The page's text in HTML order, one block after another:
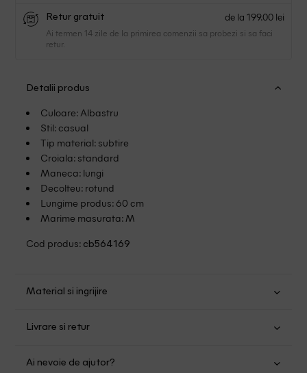
Retur gratuit de la 199.00 lei
Ai termen 14 zile de la primirea comenzii sa probezi si sa faci
retur.
Detalii produs
Culoare: Albastru
Stil: casual
Tip material: subtire
Croiala: standard
Maneca: lungi
Decolteu: rotund
Lungime produs: 60 cm
Marime masurata: M
Cod produs: cb564169
Material si ingrijire
Nu folositi inalbitor
Livrare si retur
mare de 149.00 lei.
Ai nevoie de ajutor?